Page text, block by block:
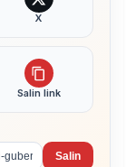
X
Salin link
Salin